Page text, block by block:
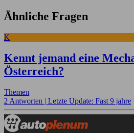
Ähnliche Fragen
K
Kennt jemand eine
Österreich?
Themen
2 Antworten | Letzte Update: Fast 9 jahre